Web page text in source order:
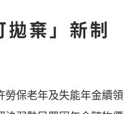
拋棄」新制
勞保老年及失能年金續領